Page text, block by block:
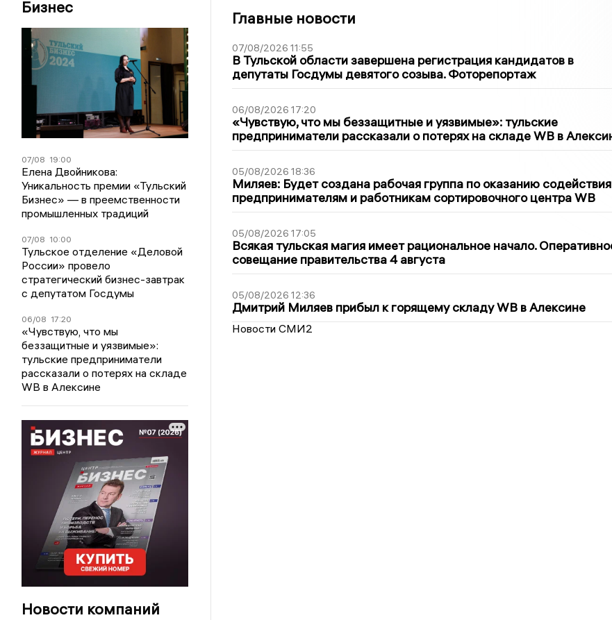
Бизнес
07/08 19:00
Елена Двойникова:
Уникальность премии «Тульский
Бизнес» — в преемственности
промышленных традиций
07/08 10:00
Тульское отделение «Деловой
России» провело
стратегический бизнес-завтрак
с депутатом Госдумы
06/08 17:20
«Чувствую, что мы
беззащитные и уязвимые»:
тульские предприниматели
рассказали о потерях на складе
WB в Алексине
Новости компаний
Главные новости
07/08/2026 11:55
В Тульской области завершена регистрация кандидатов в
депутаты Госдумы девятого созыва. Фоторепортаж
06/08/2026 17:20
«Чувствую, что мы беззащитные и уязвимые»: тульские
предприниматели рассказали о потерях на складе WB в
05/08/2026 18:36
Миляев: Будет создана рабочая группа по оказанию содействия
предпринимателям и работникам сортировочного центра WB
05/08/2026 17:05
Всякая тульская магия имеет рациональное начало.
совещание правительства 4 августа
05/08/2026 12:36
Дмитрий Миляев прибыл к горящему складу WB в Алексине
Новости СМИ2